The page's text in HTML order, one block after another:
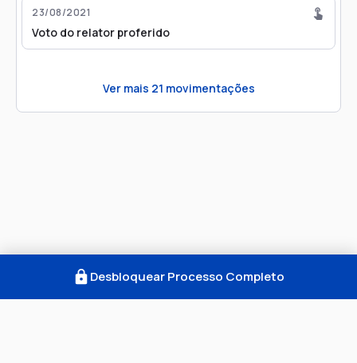
23/08/2021
Voto do relator proferido
Ver mais 21 movimentações
Desbloquear Processo Completo